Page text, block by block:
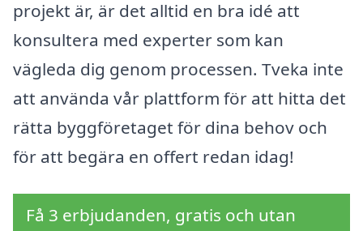
projekt är, är det alltid en bra idé att
konsultera med experter som kan
vägleda dig genom processen. Tveka inte
att använda vår plattform för att hitta det
rätta byggföretaget för dina behov och
för att begära en offert redan idag!
Få 3 erbjudanden, gratis och utan